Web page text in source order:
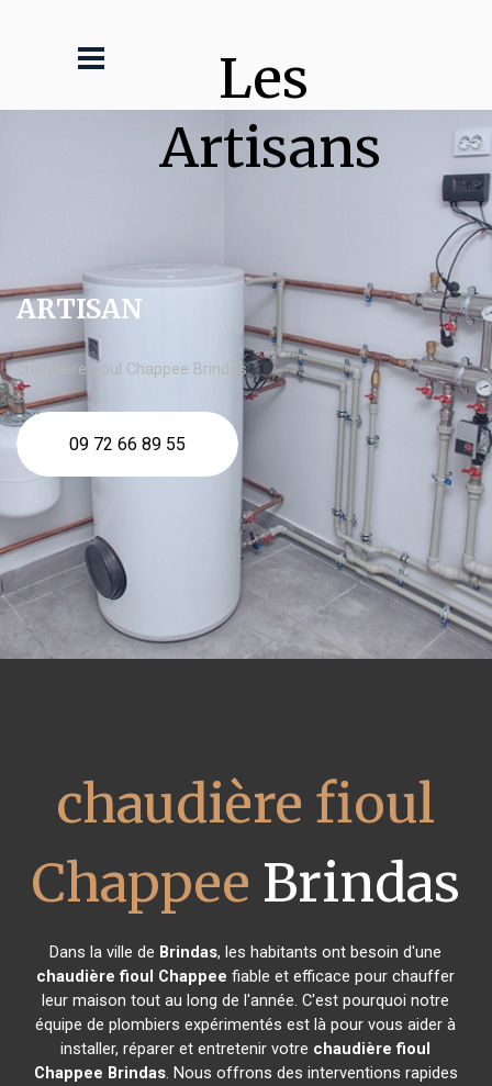
Les
Artisans
ARTISAN
chaudière fioul Chappee Brindas
09 72 66 89 55
chaudière fioul
Chappee Brindas
Dans la ville de Brindas, les habitants ont besoin d'une
chaudière fioul Chappee fiable et efficace pour chauffer
leur maison tout au long de l'année. C'est pourquoi notre
équipe de plombiers expérimentés est là pour vous aider à
installer, réparer et entretenir votre chaudière fioul
Chappee Brindas. Nous offrons des interventions rapides